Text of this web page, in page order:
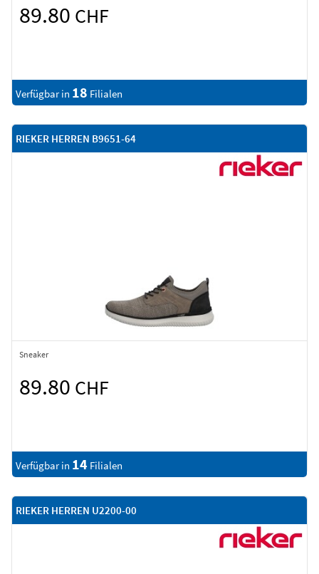
89.80 CHF
Verfügbar in 18 Filialen
RIEKER HERREN B9651-64
Sneaker
89.80 CHF
Verfügbar in 14 Filialen
RIEKER HERREN U2200-00